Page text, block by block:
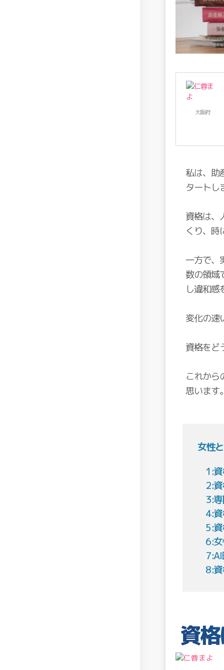
大阪府
私は、助
タートし
資格は、
くり、時
一方で、
数の領域
し違和感
変化の速
資格をど
これから
思います
女性
1:
2:
3:
4:
5:
6:
8:
資